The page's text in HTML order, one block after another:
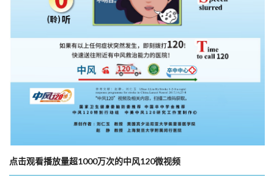
点击观看播放量超1000万次的中风120微视频